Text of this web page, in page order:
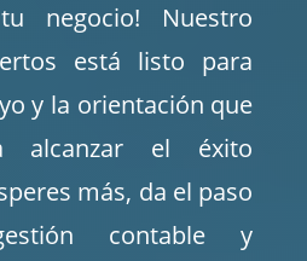
negocio! Nuestro
está listo para
y la orientación que
alcanzar el éxito
más, da el paso
contable y